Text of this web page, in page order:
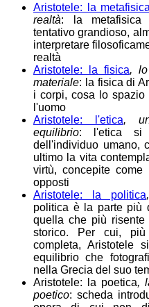
Aristotele: la metafisica
realtà: la metafisica
tentativo grandioso,
interpretare
realtà
Aristotele: la fisica, lo
materiale: la fisica di
i corpi, cosa lo
l'uomo
Aristotele: l'etica, un
equilibrio: l'etica si
dell'individuo umano,
ultimo la vita
virtù, concepite
opposti
Aristotele: la politica
politica è la parte più
quella che più
storico. Per cui,
completa, Aristotele
equilibrio che
nella Grecia del suo
Aristotele: la poetica,
poetico: scheda